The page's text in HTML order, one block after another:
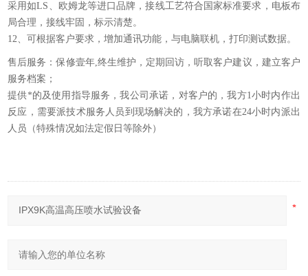
采用如LS、欧姆龙等进口品牌，接线工艺符合国家标准要求，电板布
局合理，接线牢固，标示清楚。
12、可根据客户要求，增加通讯功能，与电脑联机，打印测试数据。
售后服务：保修壹年,终生维护，定期回访，听取客户建议，建立客户
服务档案；
提供*的及使用指导服务，我公司承诺，对客户的，我方1小时内作出
反应，需要派技术服务人员到现场解决的，我方承诺在24小时内派出
人员（特殊情况如法定假日等除外）